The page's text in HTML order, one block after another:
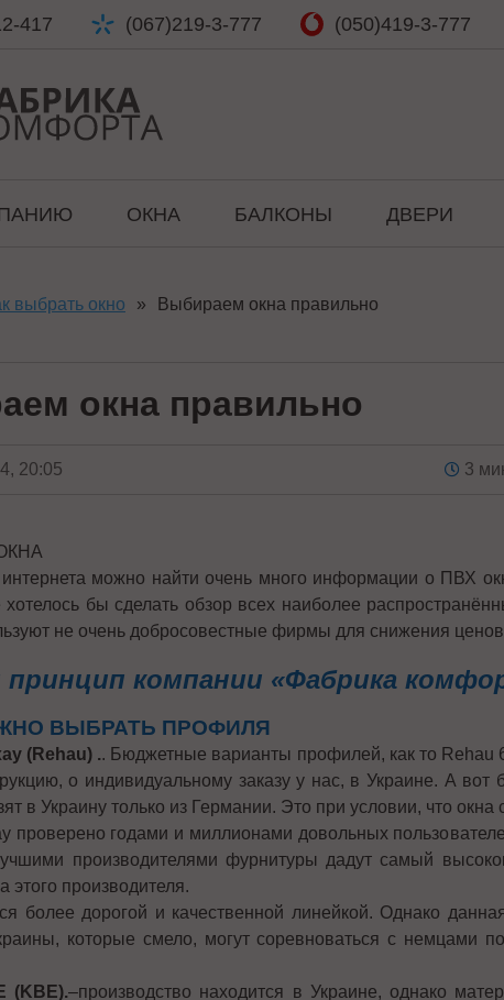
417 (067)219-3-777 (050)419-3-777
ОКНА БАЛКОНЫ ДВЕРИ
выбрать окно » Выбираем окна правильно
окна правильно
20:05 3
можно найти очень много информации о ПВХ
хотелось бы сделать обзор всех наиболее
не очень добросовестные фирмы для снижения
принцип компании «Фабрика
ВЫБРАТЬ ПРОФИЛЯ
(Rehau) .. Бюджетные варианты профилей, как то Rehau
о индивидуальному заказу у нас, в Украине. А
в Украину только из Германии. Это при условии, что
проверено годами и миллионами довольных
производителями фурнитуры дадут самый
этого производителя.
более дорогой и качественной линейкой. Однако
которые смело, могут соревноваться с немцами
(KBE).–производство находится в Украине, однако